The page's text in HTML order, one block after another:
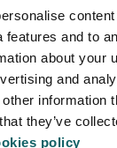
features and to
about your
and
information
they’ve
policy
las herramientas
y maximizar